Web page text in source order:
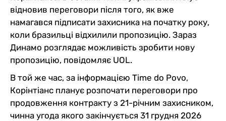
відновив переговори після того, як вже
намагався підписати захисника на початку року,
коли бразильці відхилили пропозицію. Зараз
Динамо розглядає можливість зробити нову
пропозицію, повідомляє UOL.
В той же час, за інформацією Time do Povo,
Корінтіанс планує розпочати переговори про
продовження контракту з 21-річним захисником,
чинна угода якого закінчується 31 грудня 2026